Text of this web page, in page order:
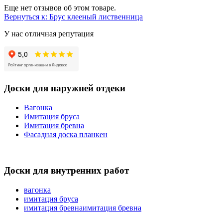
Еще нет отзывов об этом товаре.
Вернуться к: Брус клееный лиственница
У нас отличная репутация
Доски для наружней отдеки
Вагонка
Имитация бруса
Имитация бревна
Фасадная доска планкен
Доски для внутренних работ
вагонка
имитация бруса
имитация бревнаимитация бревна